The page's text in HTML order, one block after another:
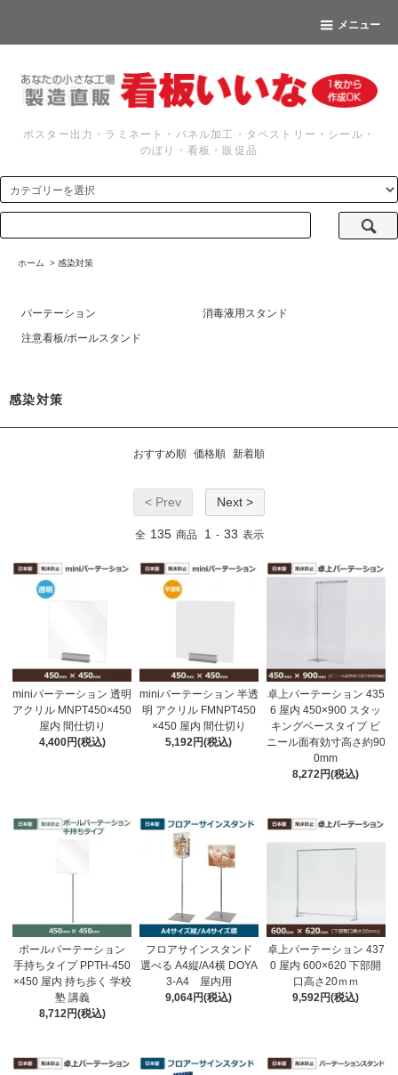
メニュー
ポスター出力・ラミネート・パネル加工・タペストリー・シール・
のぼり・看板・販促品
ホーム > 感染対策
パーテーション
消毒液用スタンド
注意看板/ポールスタンド
感染対策
おすすめ順 価格順 新着順
< Prev Next >
全 135 商品 1 - 33 表示
miniパーテーション 透明
アクリル MNPT450×450
屋内 間仕切り
4,400円(税込)
miniパーテーション 半透
明 アクリル FMNPT450
×450 屋内 間仕切り
5,192円(税込)
卓上パーテーション 435
6 屋内 450×900 スタッ
キングベースタイプ ビ
ニール面有効寸高さ約90
0mm
8,272円(税込)
ポールパーテーション
手持ちタイプ PPTH-450
×450 屋内 持ち歩く 学校
塾 講義
8,712円(税込)
フロアサインスタンド
選べる A4縦/A4横 DOYA
3-A4 屋内用
9,064円(税込)
卓上パーテーション 437
0 屋内 600×620 下部開
口高さ20ｍｍ
9,592円(税込)